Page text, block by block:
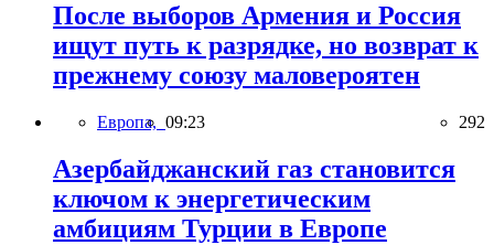
После выборов Армения и Россия
ищут путь к разрядке, но возврат к
прежнему союзу маловероятен
Европа, 09:23 292
Азербайджанский газ становится
ключом к энергетическим
амбициям Турции в Европе